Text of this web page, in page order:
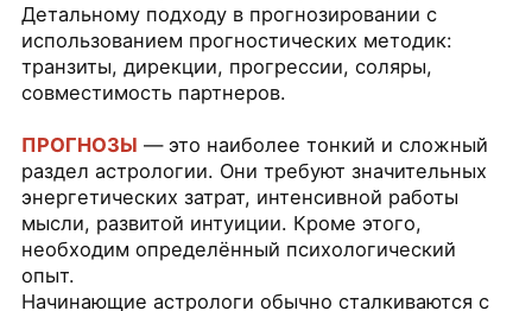
Детальному подходу в прогнозировании с
использованием прогностических методик:
транзиты, дирекции, прогрессии, соляры,
совместимость партнеров.
ПРОГНОЗЫ — это наиболее тонкий и сложный
раздел астрологии. Они требуют значительных
энергетических затрат, интенсивной работы
мысли, развитой интуиции. Кроме этого,
необходим определённый психологический
опыт.
Начинающие астрологи обычно сталкиваются с